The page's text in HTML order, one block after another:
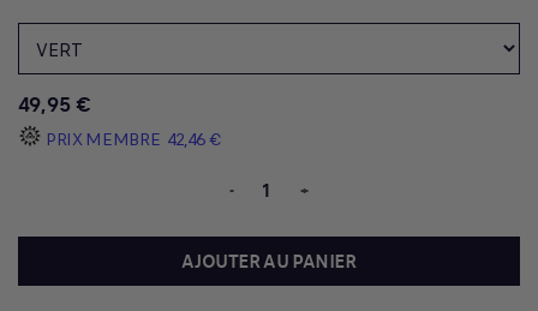
49,95 €
PRIX MEMBRE 42,46 €
- +
AJOUTER AU PANIER